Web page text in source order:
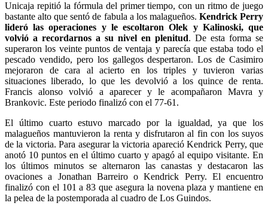
Unicaja repitió la fórmula del primer tiempo, con un ritmo de juego
bastante alto que sentó de fabula a los malagueños. Kendrick Perry
lideró las operaciones y le escoltaron Olek y Kalinoski, que
volvió a recordarnos a su nivel en plenitud. De esta forma se
superaron los veinte puntos de ventaja y parecía que estaba todo el
pescado vendido, pero los gallegos despertaron. Los de Casimiro
mejoraron de cara al acierto en los triples y tuvieron varias
situaciones liberado, lo que les devolvió a los quince de renta.
Francis alonso volvió a aparecer y le acompañaron Mavra y
Brankovic. Este periodo finalizó con el 77-61.
El último cuarto estuvo marcado por la igualdad, ya que los
malagueños mantuvieron la renta y disfrutaron al fin con los suyos
de la victoria. Para asegurar la victoria apareció Kendrick Perry, que
anotó 10 puntos en el último cuarto y apagó al equipo visitante. En
los últimos minutos se alternaron las canastas y destacaron las
ovaciones a Jonathan Barreiro o Kendrick Perry. El encuentro
finalizó con el 101 a 83 que asegura la novena plaza y mantiene en
la pelea de la postemporada al cuadro de Los Guindos.